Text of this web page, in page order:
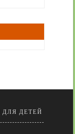
ДЕТЕЙ